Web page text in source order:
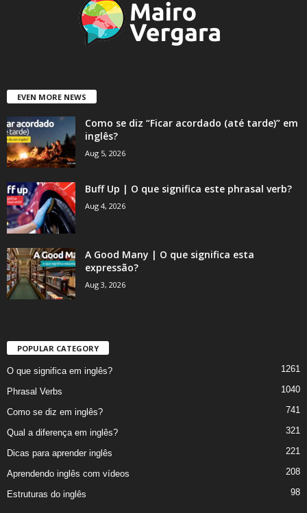
EVEN MORE NEWS
Como se diz “Ficar acordado (até tarde)” em
inglês?
Aug 5, 2026
Buff Up | O que significa este phrasal verb?
Aug 4, 2026
A Good Many | O que significa esta
expressão?
Aug 3, 2026
POPULAR CATEGORY
O que significa em inglês? 1261
Phrasal Verbs 1040
Como se diz em inglês? 741
Qual a diferença em inglês? 321
Dicas para aprender inglês 221
Aprendendo inglês com vídeos 208
Estruturas do inglês 98